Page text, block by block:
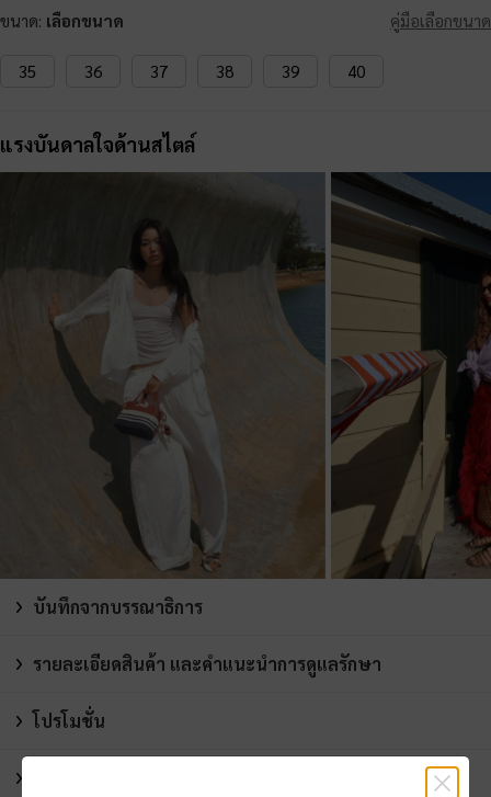
ขนาด: เลือกขนาด คู่มือเลือกขนาด
35 36 37 38 39 40
แรงบันดาลใจด้านสไตล์
บันทึกจากบรรณาธิการ
รายละเอียดสินค้า และคำแนะนำการดูแลรักษา
โปรโมชั่น